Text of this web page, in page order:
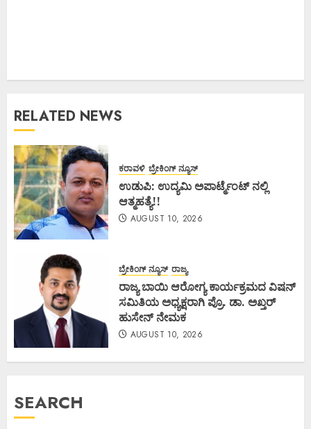
RELATED NEWS
ಕರಾವಳಿ ಬ್ರೇಕಿಂಗ್ ನ್ಯೂಸ್
ಉಡುಪಿ: ಉದ್ಯಮಿ ಅಪಾರ್ಟ್ಮೆಂಟ್ ನಲ್ಲಿ
ಆತ್ಮಹತ್ಯೆ!!
AUGUST 10, 2026
ಬ್ರೇಕಿಂಗ್ ನ್ಯೂಸ್ ರಾಜ್ಯ
ರಾಜ್ಯ ಬಾಯಿ ಆರೋಗ್ಯ ಕಾರ್ಯಕ್ರಮದ ವಿಷನ್
ಸಮಿತಿಯ ಅಧ್ಯಕ್ಷರಾಗಿ ಪ್ರೊ. ಡಾ. ಅಖ್ತರ್
ಹುಸೇನ್ ನೇಮಕ
AUGUST 10, 2026
SEARCH